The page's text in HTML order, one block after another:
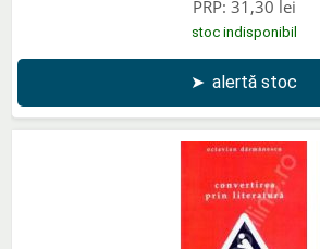
PRP: 31,30 lei
stoc indisponibil
➤ alertă stoc